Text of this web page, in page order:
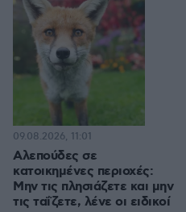
Αλεπούδες σε
κατοικημένες περιοχές:
Μην τις πλησιάζετε και μην
τις ταΐζετε, λένε οι ειδικοί
09.08.2026, 11:01